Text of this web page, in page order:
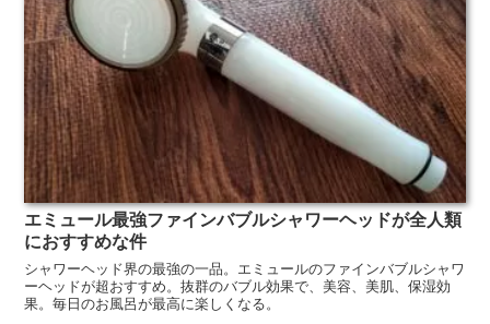
エミュール最強ファインバブルシャワーヘッドが全人類
におすすめな件
シャワーヘッド界の最強の一品。エミュールのファインバブルシャワ
ーヘッドが超おすすめ。抜群のバブル効果で、美容、美肌、保湿効
果。毎日のお風呂が最高に楽しくなる。